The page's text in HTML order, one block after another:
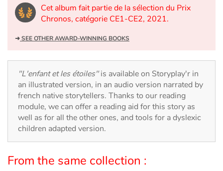
Arts, space, activities
Daily life and hobbies
At school
Festivals and events
Love and friendship
Cet album fait partie de la sélection du Prix
Chronos, catégorie CE1-CE2, 2021.
➜SEE OTHER AWARD-WINNING BOOKS
"L'enfant et les étoiles"is available on Storyplay'r in
an illustrated version, in an audio version narrated by
french native storytellers. Thanks to our reading
module, we can offer a reading aid for this story as
well as for all the other ones, and tools for a dyslexic
children adapted version.
From the same collection :